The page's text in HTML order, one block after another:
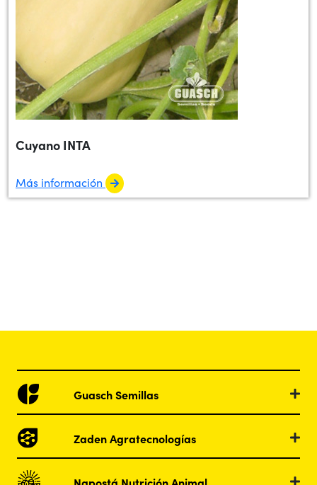
Cuyano INTA
Más información
Guasch Semillas
Zaden Agratecnologías